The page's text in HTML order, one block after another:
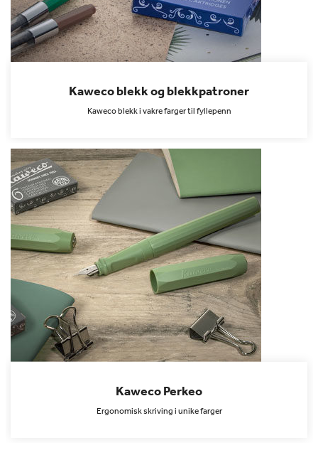
Kaweco blekk og blekkpatroner
Kaweco blekk i vakre farger til fyllepenn
Kaweco Perkeo
Ergonomisk skriving i unike farger